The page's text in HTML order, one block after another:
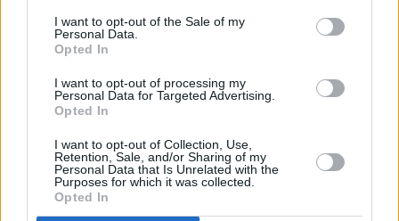
I want to opt-out of the Sale of my
Personal Data.
Opted In
I want to opt-out of processing my
Personal Data for Targeted Advertising.
Opted In
I want to opt-out of Collection, Use,
Retention, Sale, and/or Sharing of my
Personal Data that Is Unrelated with the
Purposes for which it was collected.
Opted In